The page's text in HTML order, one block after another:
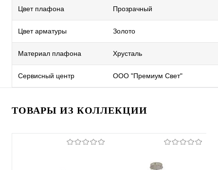
Цвет плафона Прозрачный
Цвет арматуры Золото
Материал плафона Хрусталь
Сервисный центр ООО "Премиум Свет"
ТОВАРЫ ИЗ КОЛЛЕКЦИИ